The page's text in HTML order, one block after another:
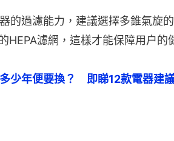
的過濾能力，建議選擇多錐氣旋
HEPA濾網，這樣才能保障用户的
少年便要換？　即睇12款電器建